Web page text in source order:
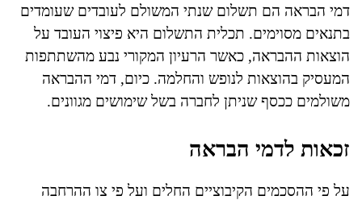
דמי הבראה הם תשלום שנתי המשולם לעובדים שעומדים
בתנאים מסוימים. תכלית התשלום היא פיצוי העובד על
הוצאות ההבראה, כאשר הרעיון המקורי נבע מהשתתפות
המעסיק בהוצאות לנופש והחלמה. כיום, דמי ההבראה
משולמים ככסף שניתן לחברה בשל שימושים מגוונים.
זכאות לדמי הבראה
על פי ההסכמים הקיבוציים החלים ועל פי צו ההרחבה